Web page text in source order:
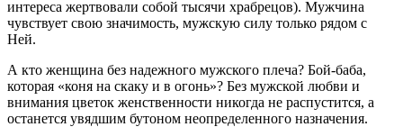
интереса жертвовали собой тысячи храбрецов). Мужчина
чувствует свою значимость, мужскую силу только рядом с
Ней.
А кто женщина без надежного мужского плеча? Бой-баба,
которая «коня на скаку и в огонь»? Без мужской любви и
внимания цветок женственности никогда не распустится, а
останется увядшим бутоном неопределенного назначения.